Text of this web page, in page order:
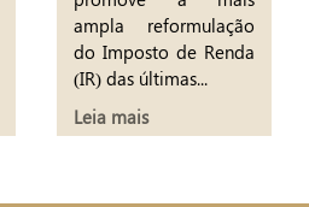
ampla reformulação
do Imposto de Renda
(IR) das últimas...
Leia mais